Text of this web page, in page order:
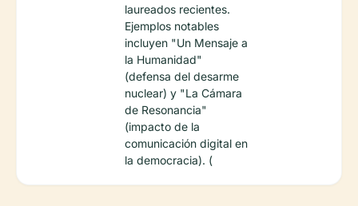
laureados recientes.
Ejemplos notables
incluyen "Un Mensaje a
la Humanidad"
(defensa del desarme
nuclear) y "La Cámara
de Resonancia"
(impacto de la
comunicación digital en
la democracia). (